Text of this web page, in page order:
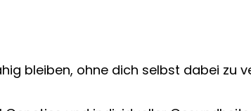
bleiben, ohne dich selbst dabei zu